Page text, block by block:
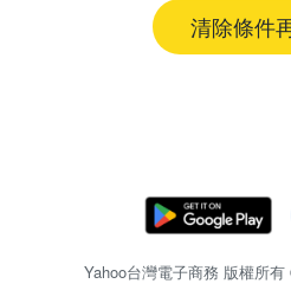
清除條件
Yahoo台灣電子商務 版權所